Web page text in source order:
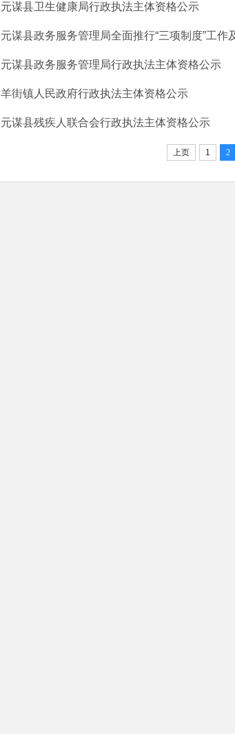
元谋县卫生健康局行政执法主体资格公示
元谋县政务服务管理局全面推行“三项制度”工作
元谋县政务服务管理局行政执法主体资格公示
羊街镇人民政府行政执法主体资格公示
元谋县残疾人联合会行政执法主体资格公示
上页 1 2